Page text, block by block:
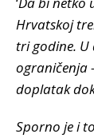
Hrvatskoj
tri godine.
ograničenja
doplatak
Sporno je i